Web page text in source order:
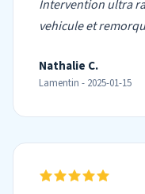
Intervention ultra
vehicule et
Nathalie C.
Lamentin - 2025-01-15